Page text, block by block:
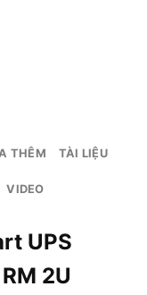
THÊM TÀI LIỆU
VIDEO
UPS
2U